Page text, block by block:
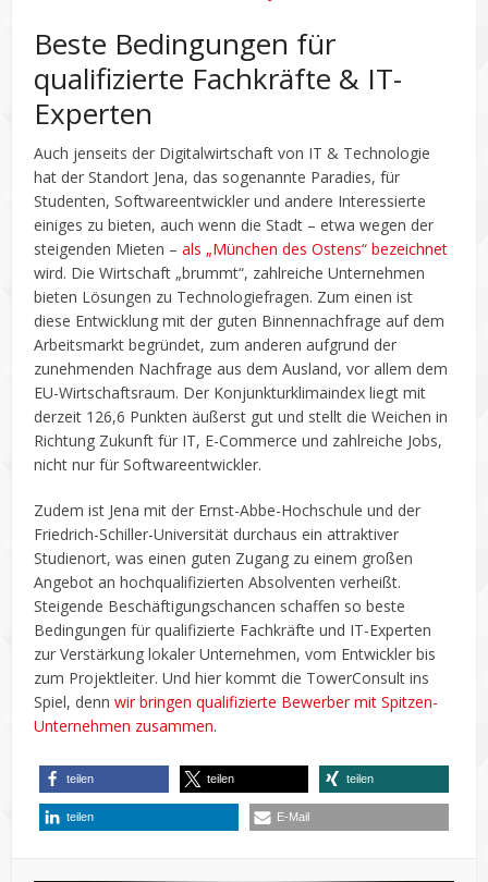
Beste Bedingungen für
qualifizierte Fachkräfte & IT-
Experten
Auch jenseits der Digitalwirtschaft von IT & Technologie
hat der Standort Jena, das sogenannte Paradies, für
Studenten, Softwareentwickler und andere Interessierte
einiges zu bieten, auch wenn die Stadt – etwa wegen der
steigenden Mieten – als „München des Ostens“ bezeichnet
wird. Die Wirtschaft „brummt“, zahlreiche Unternehmen
bieten Lösungen zu Technologiefragen. Zum einen ist
diese Entwicklung mit der guten Binnennachfrage auf dem
Arbeitsmarkt begründet, zum anderen aufgrund der
zunehmenden Nachfrage aus dem Ausland, vor allem dem
EU-Wirtschaftsraum. Der Konjunkturklimaindex liegt mit
derzeit 126,6 Punkten äußerst gut und stellt die Weichen in
Richtung Zukunft für IT, E-Commerce und zahlreiche Jobs,
nicht nur für Softwareentwickler.
Zudem ist Jena mit der Ernst-Abbe-Hochschule und der
Friedrich-Schiller-Universität durchaus ein attraktiver
Studienort, was einen guten Zugang zu einem großen
Angebot an hochqualifizierten Absolventen verheißt.
Steigende Beschäftigungschancen schaffen so beste
Bedingungen für qualifizierte Fachkräfte und IT-Experten
zur Verstärkung lokaler Unternehmen, vom Entwickler bis
zum Projektleiter. Und hier kommt die TowerConsult ins
Spiel, denn wir bringen qualifizierte Bewerber mit Spitzen-
Unternehmen zusammen.
teilen teilen teilen
teilen E-Mail